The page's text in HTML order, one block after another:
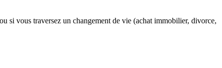
si vous traversez un changement de vie (achat immobilier, divorce,